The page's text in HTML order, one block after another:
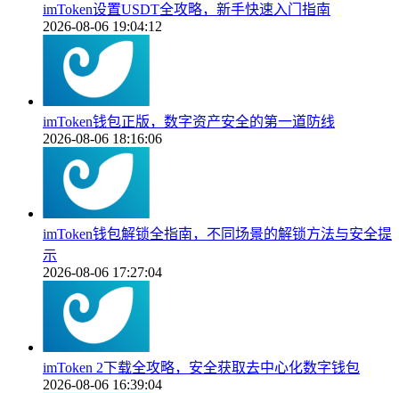
imToken设置USDT全攻略，新手快速入门指南
2026-08-06 19:04:12
imToken钱包正版，数字资产安全的第一道防线
2026-08-06 18:16:06
imToken钱包解锁全指南，不同场景的解锁方法与安全提
示
2026-08-06 17:27:04
imToken 2下载全攻略，安全获取去中心化数字钱包
2026-08-06 16:39:04